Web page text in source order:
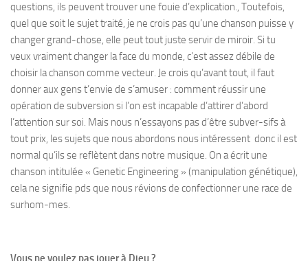
questions, ils peuvent trouver une fouie d’explication., Toutefois,
quel que soit le sujet traité, je ne crois pas qu’une chanson puisse y
changer grand-chose, elle peut tout juste servir de miroir. Si tu
veux vraiment changer la face du monde, c’est assez débile de
choisir la chanson comme vecteur. Je crois qu’avant tout, il faut
donner aux gens t’envie de s’amuser : comment réussir une
opération de subversion si l’on est incapable d’attirer d’abord
l’attention sur soi. Mais nous n’essayons pas d’être subver-sifs à
tout prix, les sujets que nous abordons nous intéressent donc il est
normal qu’ils se reflètent dans notre musique. On a écrit une
chanson intitulée « Genetic Engineering » (manipulation génétique),
cela ne signifie pds que nous révions de confectionner une race de
surhom-mes.